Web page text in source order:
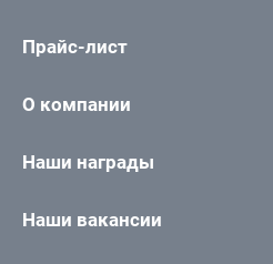
Прайс-лист
О компании
Наши награды
Наши вакансии